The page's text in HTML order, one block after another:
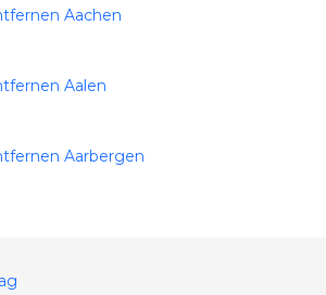
Aachen
Aalen
Aarbergen